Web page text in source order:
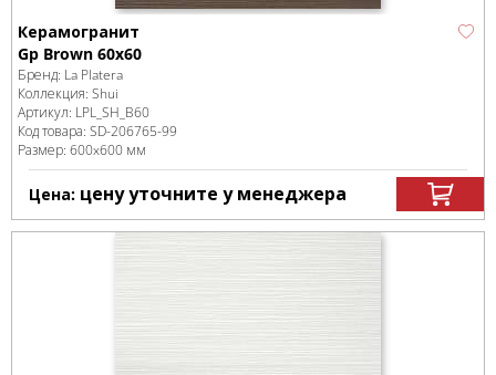
Керамогранит
Gp Brown 60x60
Бренд: La Platera
Коллекция: Shui
Артикул: LPL_SH_B60
Код товара: SD-206765-99
Размер: 600x600 мм
Цена: цену уточните у менеджера